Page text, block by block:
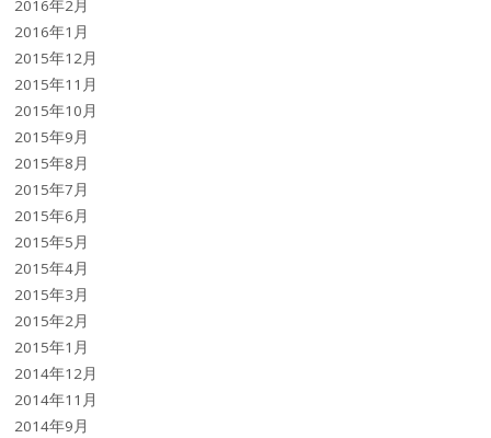
2016年2月
2016年1月
2015年12月
2015年11月
2015年10月
2015年9月
2015年8月
2015年7月
2015年6月
2015年5月
2015年4月
2015年3月
2015年2月
2015年1月
2014年12月
2014年11月
2014年9月